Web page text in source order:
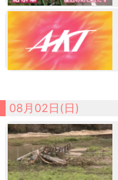
08月02日(日)